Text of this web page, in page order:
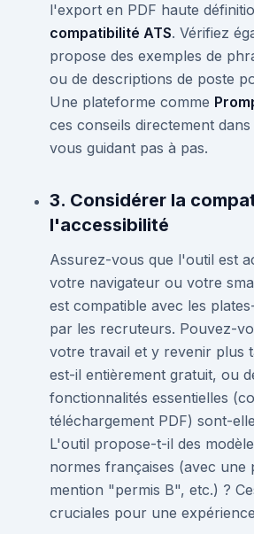
l'export en PDF haute
compatibilité ATS. Vérifiez
propose des exemples de
ou de descriptions de poste
Une plateforme comme
ces conseils directement
vous guidant pas à pas.
3. Considérer la
l'accessibilité
Assurez-vous que l'outil est
votre navigateur ou votre
est compatible avec les
par les recruteurs. Pouvez-
votre travail et y revenir plus
est-il entièrement gratuit, ou
fonctionnalités essentielles
téléchargement PDF) sont-
L'outil propose-t-il des
normes françaises (avec une
mention "permis B", etc.) ?
cruciales pour une